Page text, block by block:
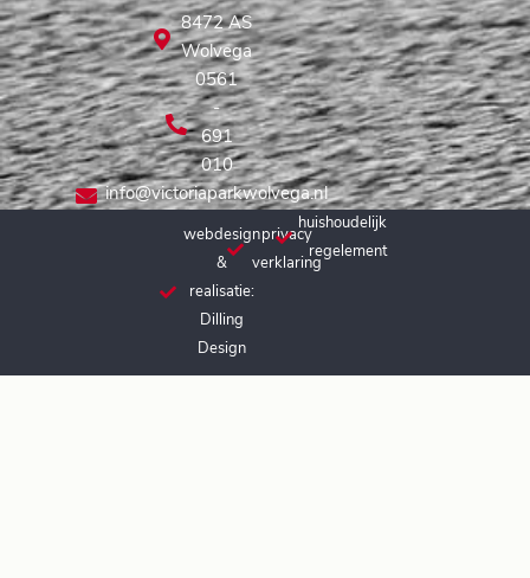
8472 AS
Wolvega
0561
-
691
010
info@victoriaparkwolvega.nl
webdesign
&
realisatie:
Dilling
Design
privacy
verklaring
huishoudelijk
regelement